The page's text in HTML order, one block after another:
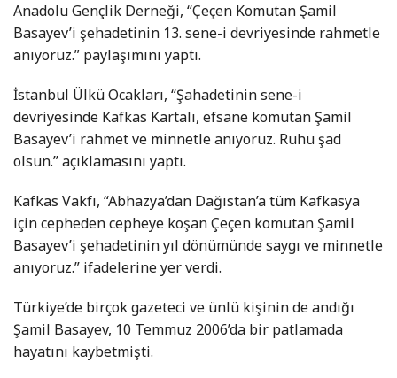
Anadolu Gençlik Derneği, “Çeçen Komutan Şamil
Basayev’i şehadetinin 13. sene-i devriyesinde rahmetle
anıyoruz.” paylaşımını yaptı.
İstanbul Ülkü Ocakları, “Şahadetinin sene-i
devriyesinde Kafkas Kartalı, efsane komutan Şamil
Basayev’i rahmet ve minnetle anıyoruz. Ruhu şad
olsun.” açıklamasını yaptı.
Kafkas Vakfı, “Abhazya’dan Dağıstan’a tüm Kafkasya
için cepheden cepheye koşan Çeçen komutan Şamil
Basayev’i şehadetinin yıl dönümünde saygı ve minnetle
anıyoruz.” ifadelerine yer verdi.
Türkiye’de birçok gazeteci ve ünlü kişinin de andığı
Şamil Basayev, 10 Temmuz 2006’da bir patlamada
hayatını kaybetmişti.